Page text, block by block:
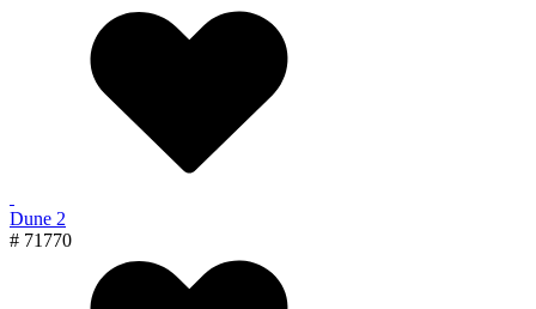
Dune 2
# 71770